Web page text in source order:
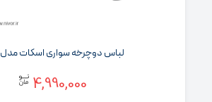
لباس دوچرخه سواری اسکات مدل Evo
4,990,000